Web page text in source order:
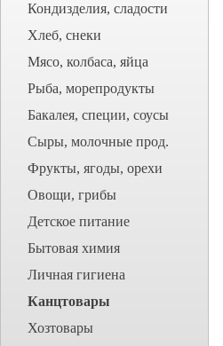
Кондизделия, сладости
Хлеб, снеки
Мясо, колбаса, яйца
Рыба, морепродукты
Бакалея, специи, соусы
Сыры, молочные прод.
Фрукты, ягоды, орехи
Овощи, грибы
Детское питание
Бытовая химия
Личная гигиена
Канцтовары
Хозтовары